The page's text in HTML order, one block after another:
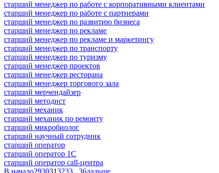
старший менеджер по работе с корпоративными клиентами
старший менеджер по работе с партнерами
старший менеджер по развитию бизнеса
старший менеджер по рекламе
старший менеджер по рекламе и маркетингу
старший менеджер по транспорту
старший менеджер по туризму
старший менеджер проектов
старший менеджер ресторана
старший менеджер торгового зала
старший мерчендайзер
старший методист
старший механик
старший механик по ремонту
старший микробиолог
старший научный сотрудник
старший оператор
старший оператор 1С
старший оператор call-центра
В начало2930313233...36дальше